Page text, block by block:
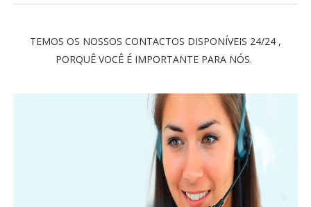
TEMOS OS NOSSOS CONTACTOS DISPONÍVEIS 24/24 ,
PORQUÊ VOCÊ É IMPORTANTE PARA NÓS.